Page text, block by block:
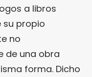
a libros
su propio
no
de una obra
forma. Dicho